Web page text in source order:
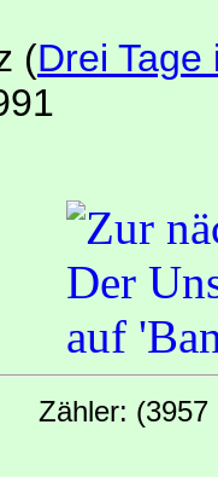
(Drei Tage
Zähler: